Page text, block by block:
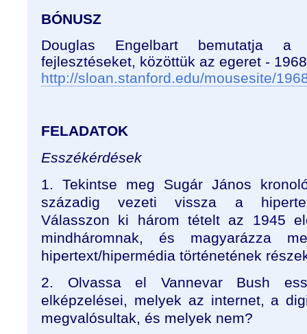
BÓNUSZ
Douglas Engelbart bemutatja a
fejlesztéseket, közöttük az egeret -
http://sloan.stanford.edu/mousesite/
FELADATOK
Esszékérdések
1. Tekintse meg Sugár János
századig vezeti vissza a
Válasszon ki három tételt az 1945
mindháromnak, és magyarázza
hipertext/hipermédia történetének
2. Olvassa el Vannevar Bush
elképzelései, melyek az internet, a
megvalósultak, és melyek nem?